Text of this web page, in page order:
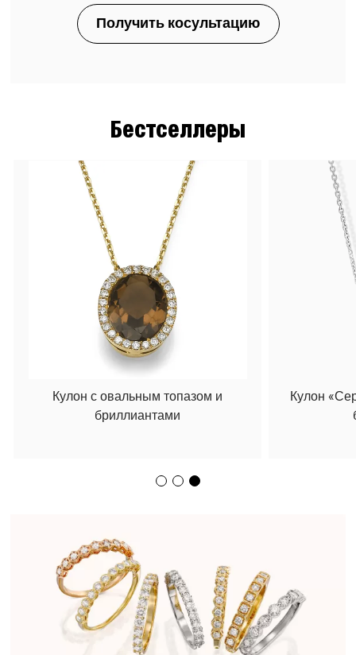
Бестселлеры
Кулон
Кулон с овальным топазом и
бриллиантами
Получить косультацию